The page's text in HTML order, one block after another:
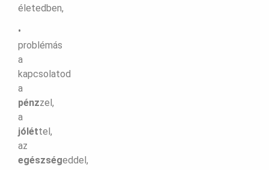
életedben,
•
problémás
a
kapcsolatod
a
pénzzel,
a
jóléttel,
az
egészségeddel,